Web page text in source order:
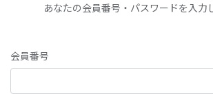
あなたの会員番号・パスワードを入力
会員番号